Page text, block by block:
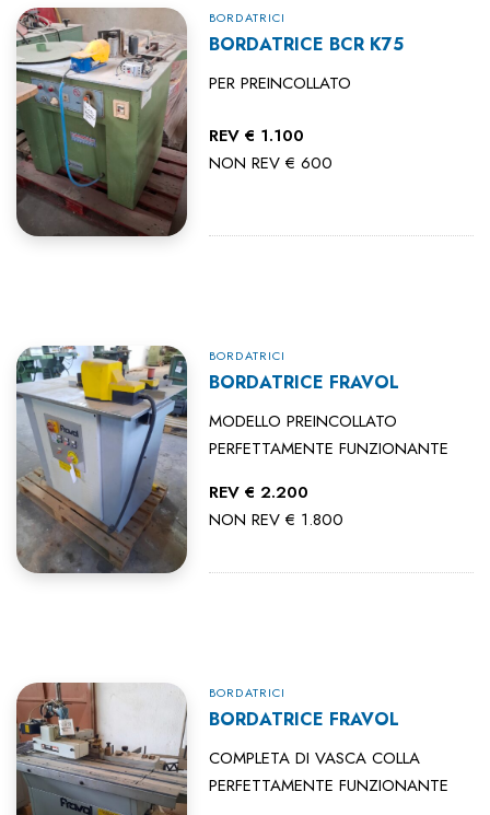
BORDATRICI
BORDATRICE BCR K75
PER PREINCOLLATO
REV € 1.100
NON REV € 600
BORDATRICI
BORDATRICE FRAVOL
MODELLO PREINCOLLATO
PERFETTAMENTE FUNZIONANTE
REV € 2.200
NON REV € 1.800
BORDATRICI
BORDATRICE FRAVOL
COMPLETA DI VASCA COLLA
PERFETTAMENTE FUNZIONANTE